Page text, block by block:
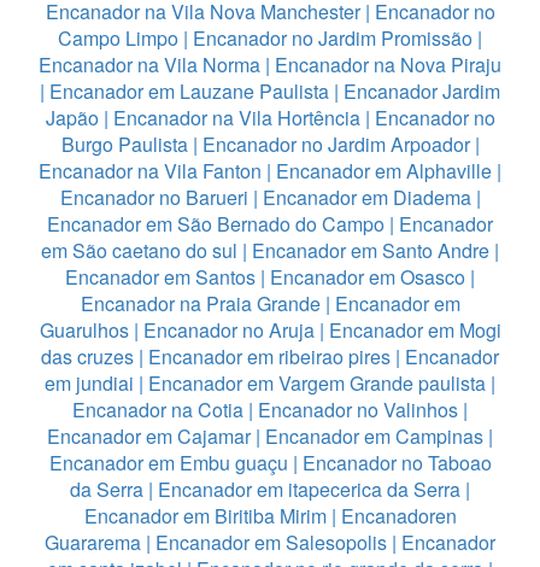
Encanador na Vila Nova Manchester| Encanador no
Campo Limpo | Encanador no Jardim Promissão |
Encanador na Vila Norma | Encanador na Nova Piraju
| Encanador em Lauzane Paulista | Encanador Jardim
Japão| Encanador na Vila Hortência| Encanador no
Burgo Paulista| Encanador no Jardim Arpoador|
Encanador na Vila Fanton | Encanador em Alphaville |
Encanador no Barueri | Encanador em Diadema|
Encanador em São Bernado do Campo | Encanador
em São caetano do sul | Encanador em Santo Andre |
Encanador em Santos | Encanador em Osasco |
Encanador na Praia Grande| Encanador em
Guarulhos| Encanador no Aruja| Encanador em Mogi
das cruzes | Encanador em ribeirao pires | Encanador
em jundiai | Encanador em Vargem Grande paulista |
Encanador na Cotia | Encanador no Valinhos |
Encanador em Cajamar| Encanador em Campinas |
Encanador em Embu guaçu | Encanador no Taboao
da Serra | Encanador em itapecerica da Serra |
Encanador em Biritiba Mirim| Encanadoren
Guararema | Encanador em Salesopolis | Encanador